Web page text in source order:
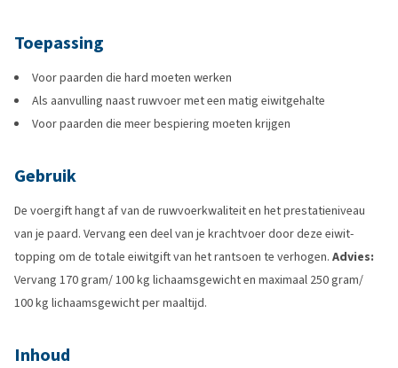
Toepassing
Voor paarden die hard moeten werken
Als aanvulling naast ruwvoer met een matig eiwitgehalte
Voor paarden die meer bespiering moeten krijgen
Gebruik
De voergift hangt af van de ruwvoerkwaliteit en het prestatieniveau
van je paard. Vervang een deel van je krachtvoer door deze eiwit-
topping om de totale eiwitgift van het rantsoen te verhogen. Advies:
Vervang 170 gram/ 100 kg lichaamsgewicht en maximaal 250 gram/
100 kg lichaamsgewicht per maaltijd.
Inhoud